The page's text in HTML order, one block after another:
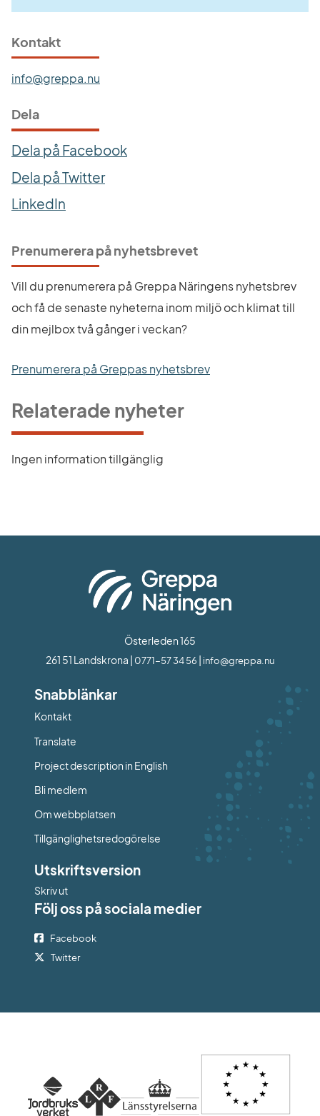
Kontakt
info@greppa.nu
Dela
Dela på Facebook
Dela på Twitter
LinkedIn
Prenumerera på nyhetsbrevet
Vill du prenumerera på Greppa Näringens nyhetsbrev
och få de senaste nyheterna inom miljö och klimat till
din mejlbox två gånger i veckan?
Prenumerera på Greppas nyhetsbrev
Relaterade nyheter
Ingen information tillgänglig
Österleden 165
261 51 Landskrona | 0771-57 34 56 | info@greppa.nu
Snabblänkar
Kontakt
Translate
Project description in English
Bli medlem
Om webbplatsen
Tillgänglighetsredogörelse
Utskriftsversion
Skriv ut
Följ oss på sociala medier
Facebook
Twitter